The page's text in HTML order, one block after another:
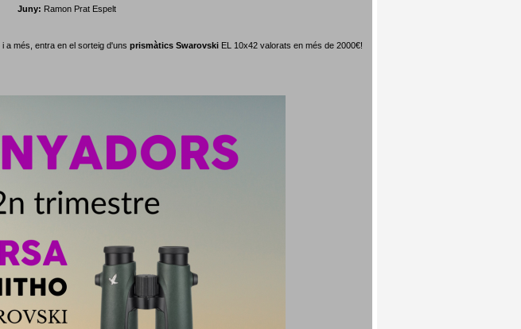
Juny: Ramon Prat Espelt
i a més, entra en el sorteig d'uns prismàtics SwarovskiEL 10x42 valorats en més de 2000€!